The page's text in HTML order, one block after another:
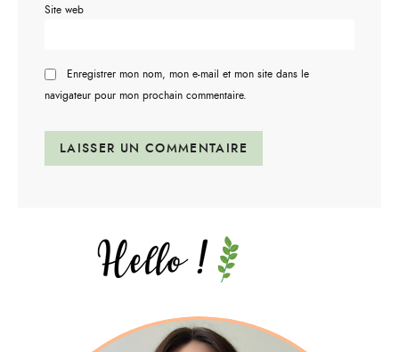
Site web
Enregistrer mon nom, mon e-mail et mon site dans le
navigateur pour mon prochain commentaire.